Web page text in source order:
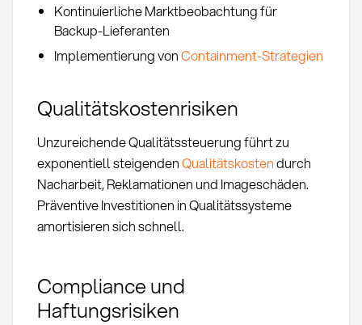
Kontinuierliche Marktbeobachtung für
Backup-Lieferanten
Implementierung vonContainment-Strategien
Qualitätskostenrisiken
Unzureichende Qualitätssteuerung führt zu
exponentiell steigendenQualitätskostendurch
Nacharbeit, Reklamationen und Imageschäden.
Präventive Investitionen in Qualitätssysteme
amortisieren sich schnell.
Compliance und
Haftungsrisiken